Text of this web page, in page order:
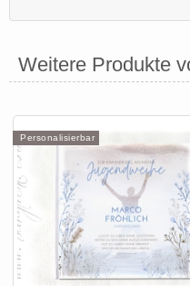
Weitere Produkte
Personalisierbar